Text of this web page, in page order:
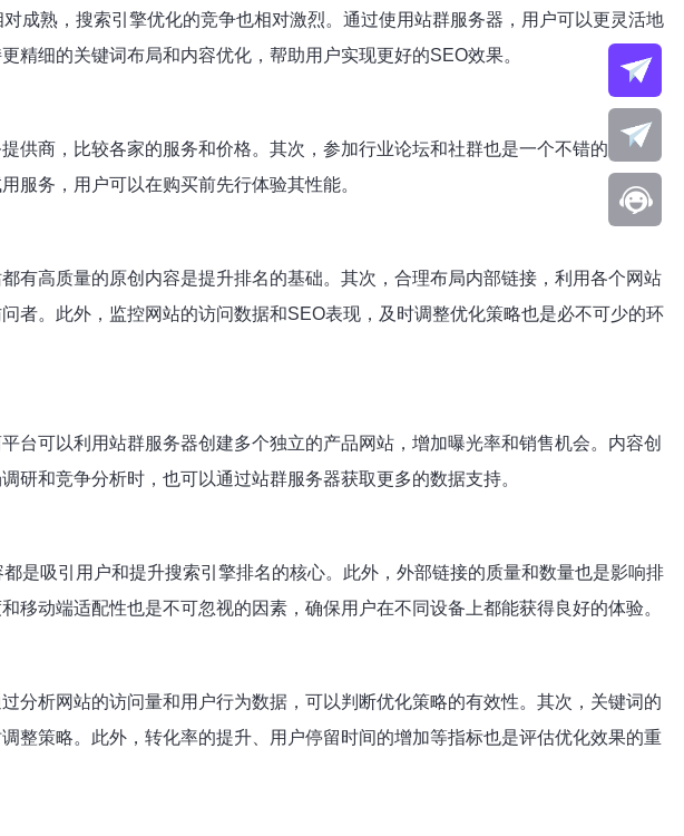
成熟，搜索引擎优化的竞争也相对激烈。通过使用站群服务器，用户可以更灵活地
细的关键词布局和内容优化，帮助用户实现更好的SEO效果。
商，比较各家的服务和价格。其次，参加行业论坛和社群也是一个不错的选择，
服务，用户可以在购买前先行体验其性能。
有高质量的原创内容是提升排名的基础。其次，合理布局内部链接，利用各个网站
者。此外，监控网站的访问数据和SEO表现，及时调整优化策略也是必不可少的环
可以利用站群服务器创建多个独立的产品网站，增加曝光率和销售机会。内容创
和竞争分析时，也可以通过站群服务器获取更多的数据支持。
是吸引用户和提升搜索引擎排名的核心。此外，外部链接的质量和数量也是影响排
动端适配性也是不可忽视的因素，确保用户在不同设备上都能获得良好的体验。
分析网站的访问量和用户行为数据，可以判断优化策略的有效性。其次，关键词的
整策略。此外，转化率的提升、用户停留时间的增加等指标也是评估优化效果的重